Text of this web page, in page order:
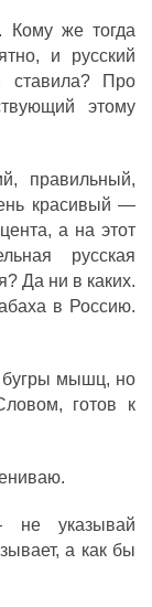
Кому же тогда
и русский
ставила? Про
этому
правильный,
красивый —
а на этот
русская
Да ни в каких.
в Россию.
бугры мышц, но
готов к
не указывай
а как бы